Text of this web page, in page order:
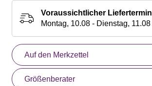
Voraussichtlicher Liefertermin
Montag, 10.08 - Dienstag, 11.08
Auf den Merkzettel
Größenberater